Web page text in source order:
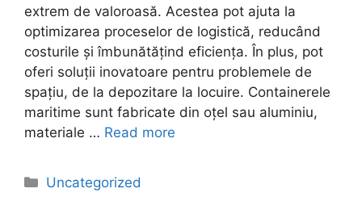
extrem de valoroasă. Acestea pot ajuta la
optimizarea proceselor de logistică, reducând
costurile și îmbunătățind eficiența. În plus, pot
oferi soluții inovatoare pentru problemele de
spațiu, de la depozitare la locuire. Containerele
maritime sunt fabricate din oțel sau aluminiu,
materiale … Read more
Uncategorized